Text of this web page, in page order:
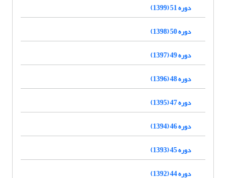
دوره 51 (1399)
دوره 50 (1398)
دوره 49 (1397)
دوره 48 (1396)
دوره 47 (1395)
دوره 46 (1394)
دوره 45 (1393)
دوره 44 (1392)